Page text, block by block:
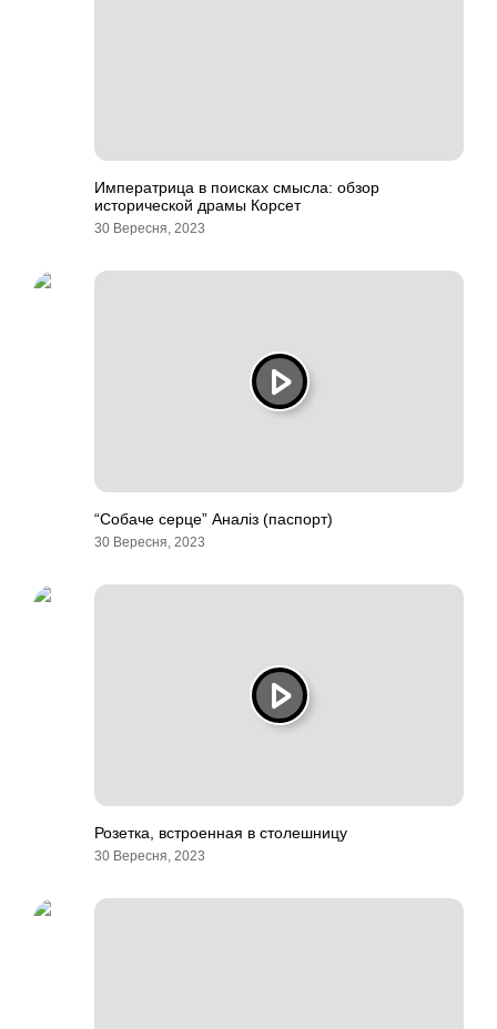
Императрица в поисках смысла: обзор
исторической драмы Корсет
30 Вересня, 2023
“Собаче серце” Аналіз (паспорт)
30 Вересня, 2023
Розетка, встроенная в столешницу
30 Вересня, 2023